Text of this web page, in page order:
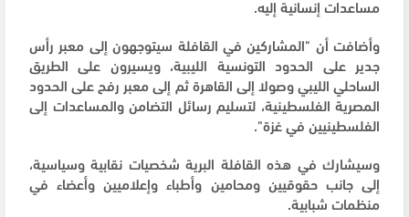
مساعدات إنسانية إليه.
وأضافت أن "المشاركين في القافلة سيتوجهون إلى معبر رأس
جدير على الحدود التونسية الليبية، ويسيرون على الطريق
الساحلي الليبي وصولا إلى القاهرة ثم إلى معبر رفح على الحدود
المصرية الفلسطينية، لتسليم رسائل التضامن والمساعدات إلى
الفلسطينيين في غزة".
وسيشارك في هذه القافلة البرية شخصيات نقابية وسياسية،
إلى جانب حقوقيين ومحامين وأطباء وإعلاميين وأعضاء في
منظمات شبابية.